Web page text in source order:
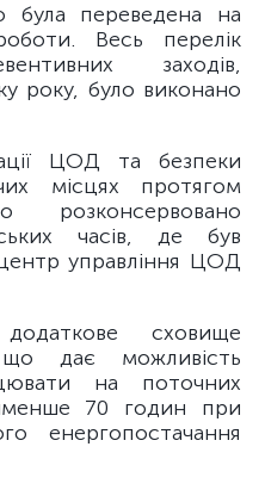
переведена на
Весь перелік
заходів,
року, було виконано
ЦОД та безпеки
місцях протягом
часів, де був
управління ЦОД
сховище
дає можливість
на поточних
70 годин при
енергопостачання